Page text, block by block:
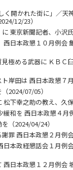
開かれた街に」／天
12/23）
東京新聞記者、小沢
日本政懇１０月例会
極める武器に ＫＢＣ
岸田は 西日本政懇７
2024/07/05）
下幸之助の教え、久
和を 西日本政懇４月
（2024/04/24）
罪 西日本政懇２月例
本政経懇話会１月例
日本政懇１２月例会